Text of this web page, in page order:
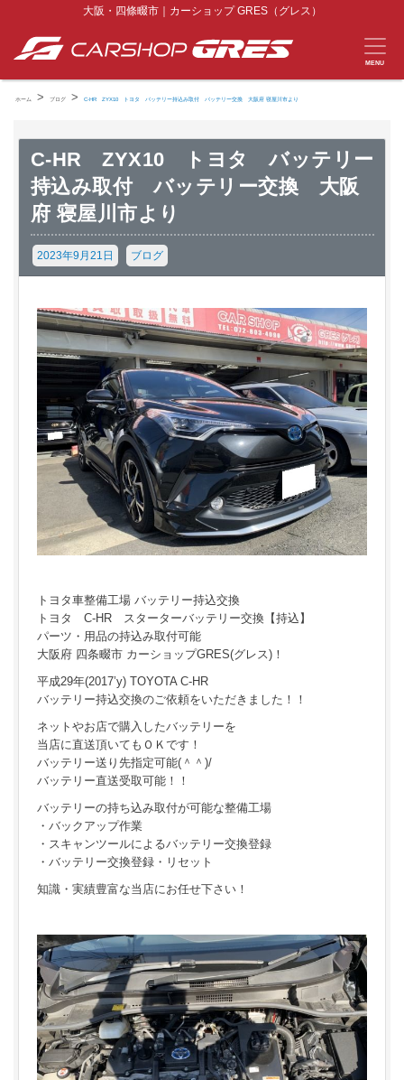
大阪・四條畷市｜カーショップ GRES（グレス）
MENU
ホーム > ブログ > C-HR ZYX10 トヨタ バッテリー持込み取付 バッテリー交換 大阪府 寝屋川市より
C-HR ZYX10 トヨタ バッテリー
持込み取付 バッテリー交換 大阪
府 寝屋川市より
2023年9月21日 ブログ
トヨタ車整備工場 バッテリー持込交換
トヨタ C-HR スターターバッテリー交換【持込】
パーツ・用品の持込み取付可能
大阪府 四条畷市 カーショップGRES(グレス)！
平成29年(2017’y) TOYOTA C-HR
バッテリー持込交換のご依頼をいただきました！！
ネットやお店で購入したバッテリーを
当店に直送頂いてもＯＫです！
バッテリー送り先指定可能(＾＾)/
バッテリー直送受取可能！！
バッテリーの持ち込み取付が可能な整備工場
・バックアップ作業
・スキャンツールによるバッテリー交換登録
・バッテリー交換登録・リセット
知識・実績豊富な当店にお任せ下さい！